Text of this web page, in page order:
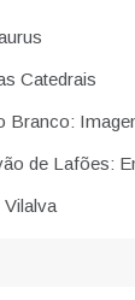
Catedrais
Branco:
de Lafões: